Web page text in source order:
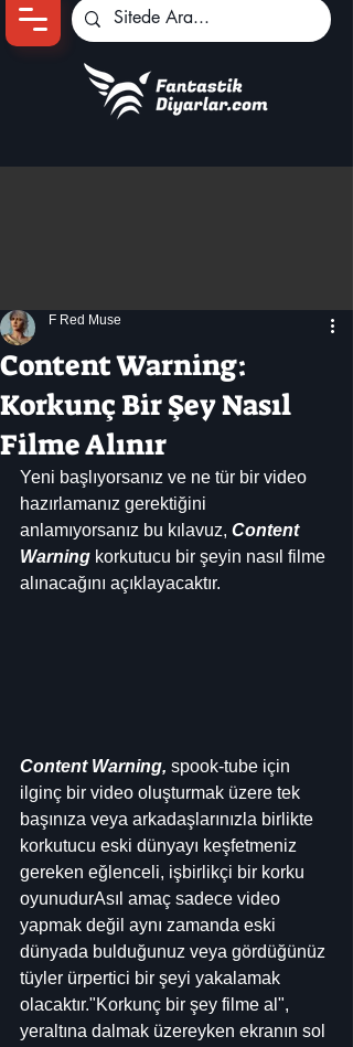
Black Desert
Dizi-Film Haberleri
Content Warning:
Korkunç Bir Şey Nasıl
Filme Alınır
F Red Muse
Yeni başlıyorsanız ve ne tür bir video
hazırlamanız gerektiğini
anlamıyorsanız bu kılavuz, Content
Warning korkutucu bir şeyin nasıl filme
alınacağını açıklayacaktır.
Content Warning, spook-tube için
ilginç bir video oluşturmak üzere tek
başınıza veya arkadaşlarınızla birlikte
korkutucu eski dünyayı keşfetmeniz
gereken eğlenceli, işbirlikçi bir korku
oyunudurAsıl amaç sadece video
yapmak değil aynı zamanda eski
dünyada bulduğunuz veya gördüğünüz
tüyler ürpertici bir şeyi yakalamak
olacaktır."Korkunç bir şey filme al",
yeraltına dalmak üzereyken ekranın sol